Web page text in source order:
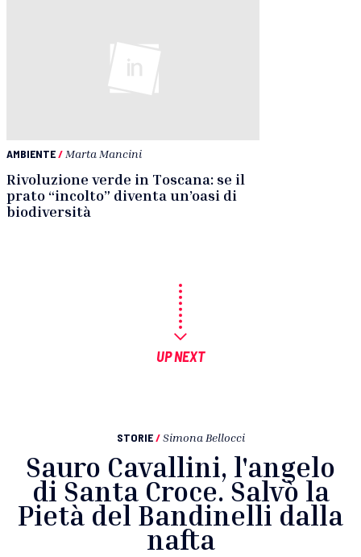
AMBIENTE/ Marta Mancini
Rivoluzione verde in Toscana: se il
prato “incolto” diventa un’oasi di
biodiversità
UP NEXT
STORIE / Simona Bellocci
Sauro Cavallini, l'angelo
di Santa Croce. Salvò la
Pietà del Bandinelli dalla
nafta